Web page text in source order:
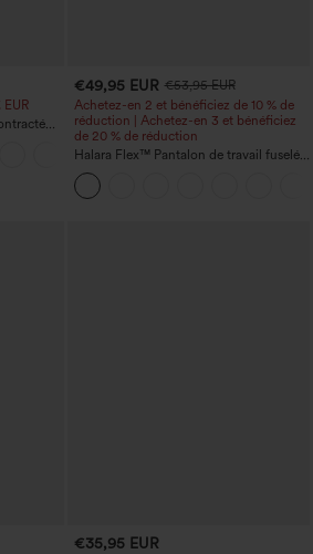
à
+2
€49,95 EUR €53,95 EUR
Achetez-en 2 et bénéficiez de 10 % de
réduction | Achetez-en 3 et bénéficiez
de 20 % de réduction
Halara Flex™ Pantalon de travail fuselé,
uni, taille haute, avec poches
€35,95 EUR